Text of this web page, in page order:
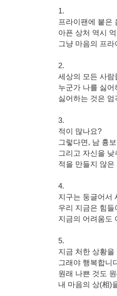
1.
프라이팬에 붙은
아픈 상처 역시
그냥 마음의 프
2.
세상의 모든 사람
누군가 나를 싫
싫어하는 것은
3.
적이 많나요?
그렇다면, 남 흉
그리고 자신을
적을 만들지 않
4.
지구는 둥글어서
우리 지금은 힘
지금의 어려움도
5.
지금 처한 상황
그래야 행복합니
원래 나쁜 것도
내 마음의 상(相)